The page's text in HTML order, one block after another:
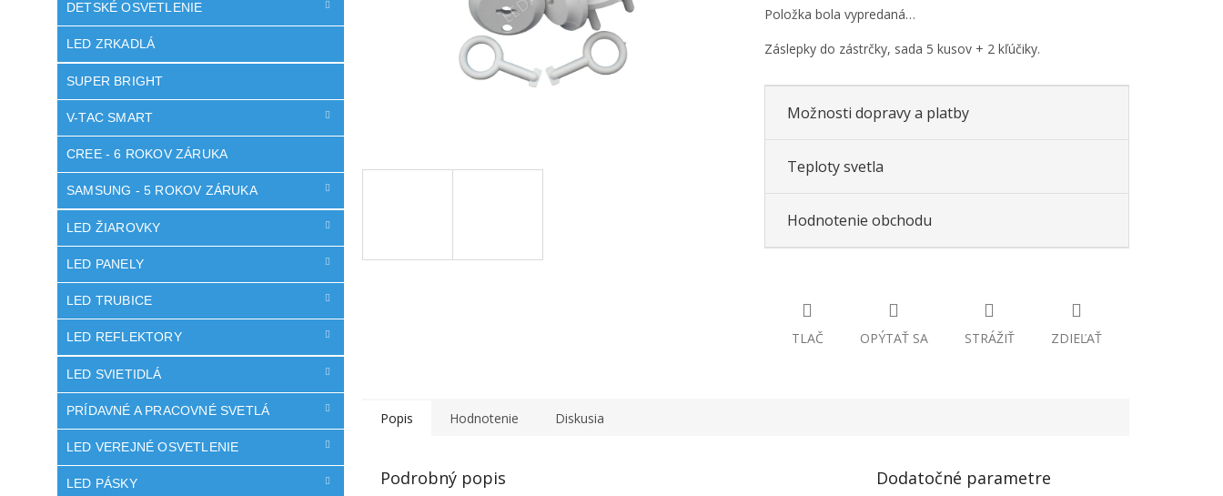
DETSKÉ OSVETLENIE
LED ZRKADLÁ
SUPER BRIGHT
V-TAC SMART
CREE - 6 ROKOV ZÁRUKA
SAMSUNG - 5 ROKOV ZÁRUKA
LED ŽIAROVKY
LED PANELY
LED TRUBICE
LED REFLEKTORY
LED SVIETIDLÁ
PRÍDAVNÉ A PRACOVNÉ SVETLÁ
LED VEREJNÉ OSVETLENIE
LED PÁSKY
Položka bola vypredaná…
Záslepky do zástrčky, sada 5 kusov + 2 kľúčiky.
Možnosti dopravy a platby
Teploty svetla
Hodnotenie obchodu
TLAČ OPÝTAŤ SA STRÁŽIŤ ZDIEĽAŤ
Popis Hodnotenie Diskusia
Podrobný popis Dodatočné parametre